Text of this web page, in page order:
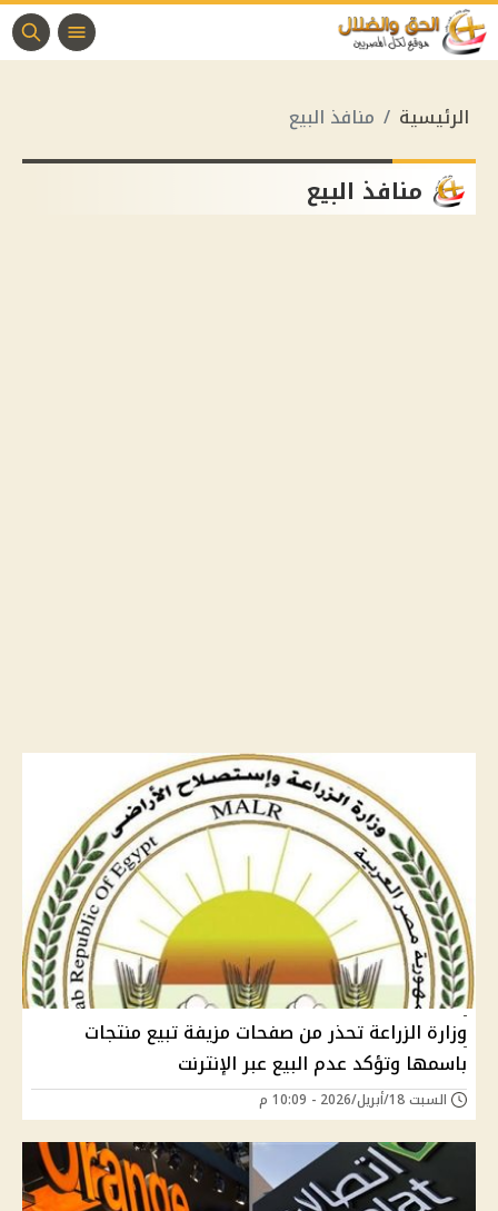
الرئيسية منافذ البيع
منافذ البيع
وزارة الزراعة تحذر من صفحات مزيفة تبيع منتجات
باسمها وتؤكد عدم البيع عبر الإنترنت
السبت 18/أبريل/2026 - 10:09 م